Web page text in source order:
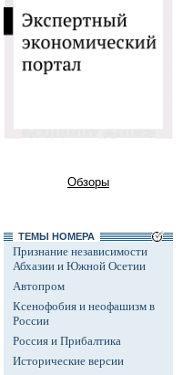
Обзоры
ТЕМЫ НОМЕРА
Признание независимости
Абхазии и Южной Осетии
Автопром
Ксенофобия и неофашизм в
России
Россия и Прибалтика
Исторические версии